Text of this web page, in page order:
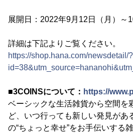
展開日：2022年9月12日（月）～
詳細は下記よりご覧ください。
https://shop.hana.com/newsdetail/?
■3COINSについて： https://
ベーシックな生活雑貨から空間を
ど、いつ行っても新しい発見があ
の“ちょっと幸せ”をお手伝いする